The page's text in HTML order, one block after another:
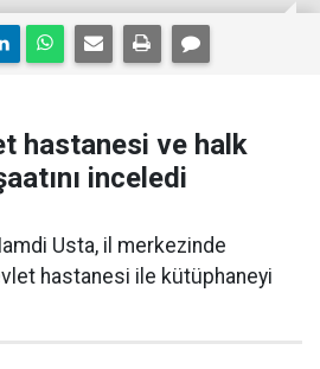
hastanesi ve halk
inceledi
Usta, il merkezinde
hastanesi ile kütüphaneyi